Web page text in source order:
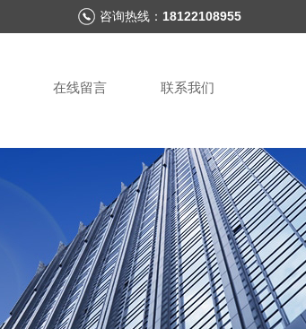
咨询热线： 18122108955
在线留言 联系我们